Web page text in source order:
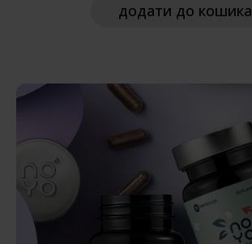
додати до кошика